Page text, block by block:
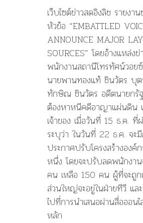
เว็บไซต์ข่าวสดอิงลิช รายงาน
หัวข้อ “EMBATTLED
ANNOUNCE MAJOR
SOURCES” โดยอ้างแหล่งข่
พนักงานสถานีโทรทัศน์วอย
นายพานทองแท้ ชินวัตร บุต
ทักษิณ ชินวัตร อดีตนายกรั
ต้องหาหนีคดีอาญาแผ่นดิน
เจ้าของ เมื่อวันที่ 15 ธ.ค. ที่
ระบุว่า ในวันที่ 22 ธ.ค. จะ
ประกาศปรับโครงสร้างองค์
หนึ่ง โดยจะปรับลดพนักงา
คน เหลือ 150 คน ผู้ที่จะถูก
ส่วนใหญ่จะอยู่ในฝ่ายทีวี แล
ไปที่การนำเสนอผ่านสื่อออน
หลัก